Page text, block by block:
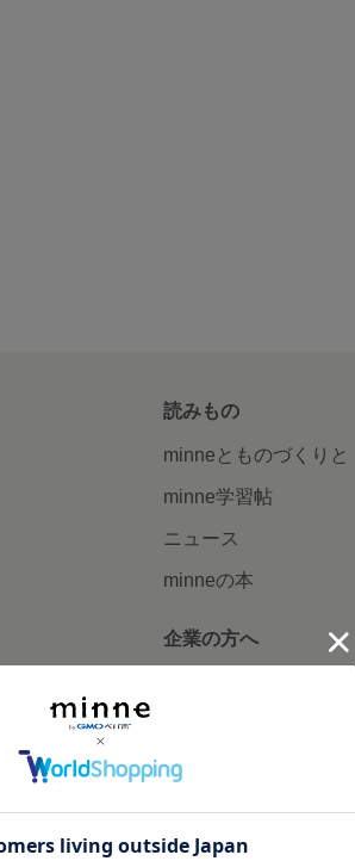
読みもの
minneとものづくりと
minne学習帖
ニュース
minneの本
企業の方へ
会社概要 採用情報 メディアキット